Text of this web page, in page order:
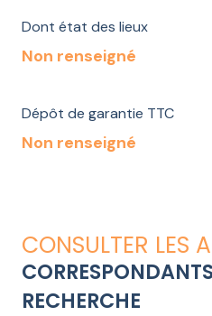
Dont état des lieux
Non renseigné
Dépôt de garantie TTC
Non renseigné
CONSULTER LES
RECHERCHE